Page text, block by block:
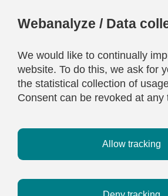
Webanalyze / Data
We would like to continually
website. To do this, we ask for
the statistical collection of
Consent can be revoked at any
Allow tracking